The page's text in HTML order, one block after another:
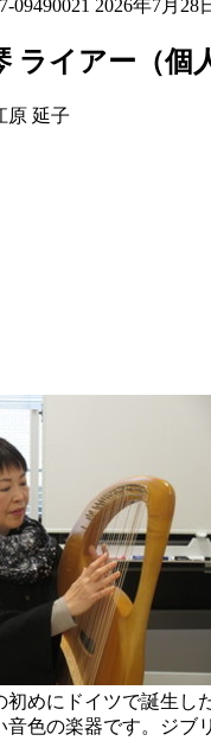
09490021 2026年7月28
ライアー（個
原 延子
初めにドイツで誕生し
音色の楽器です。ジブ